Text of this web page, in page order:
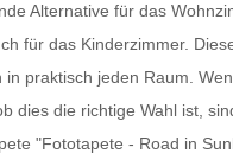
Alternative für das
für das Kinderzimmer.
in praktisch jeden Raum.
dies die richtige Wahl ist,
"Fototapete - Road in